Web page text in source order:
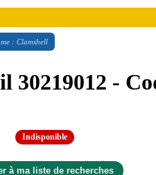
: Clamshell
30219012 -
Indisponible